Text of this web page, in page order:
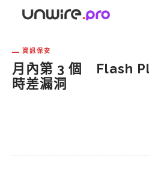
資訊保安
月內第 3 個 Flash
時差漏洞